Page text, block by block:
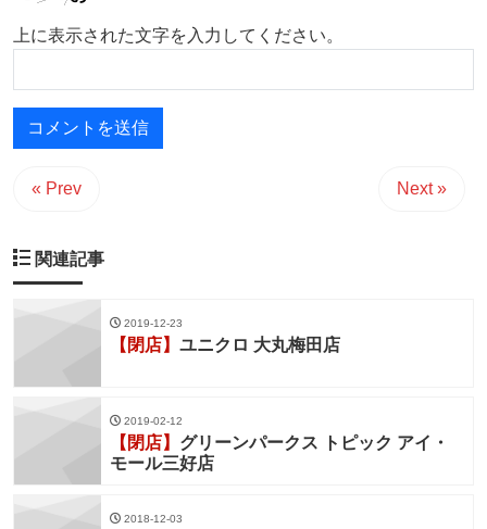
上に表示された文字を入力してください。
« Prev Next »
関連記事
2019-12-23
【閉店】 ユニクロ 大丸梅田店
2019-02-12
【閉店】 グリーンパークス トピック アイ・
モール三好店
2018-12-03